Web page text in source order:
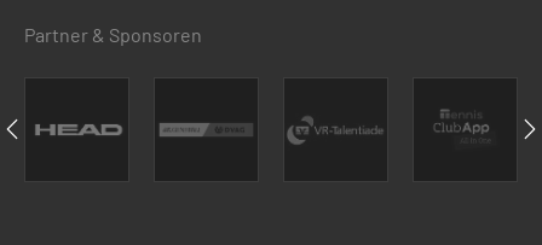
Partner & Sponsoren